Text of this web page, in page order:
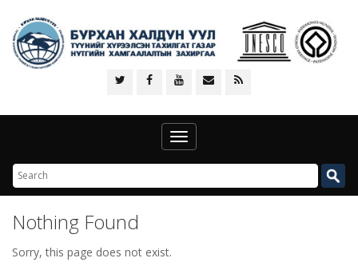
Toggle
navigation
Nothing Found
Sorry, this page does not exist.